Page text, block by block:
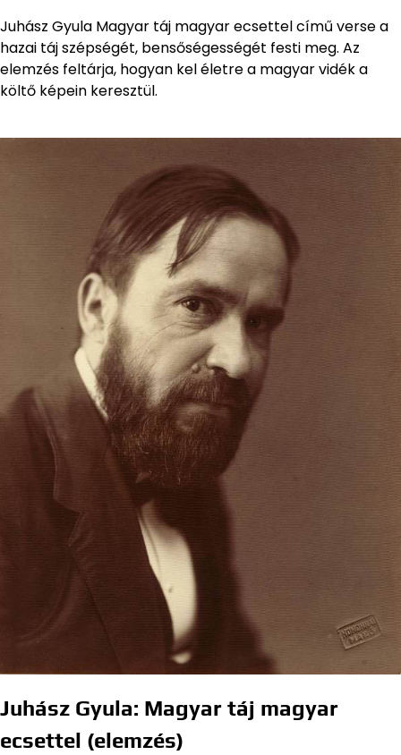
Juhász Gyula Magyar táj magyar ecsettel című verse a
hazai táj szépségét, bensőségességét festi meg. Az
elemzés feltárja, hogyan kel életre a magyar vidék a
költő képein keresztül.
Juhász Gyula: Magyar táj magyar
ecsettel (elemzés)